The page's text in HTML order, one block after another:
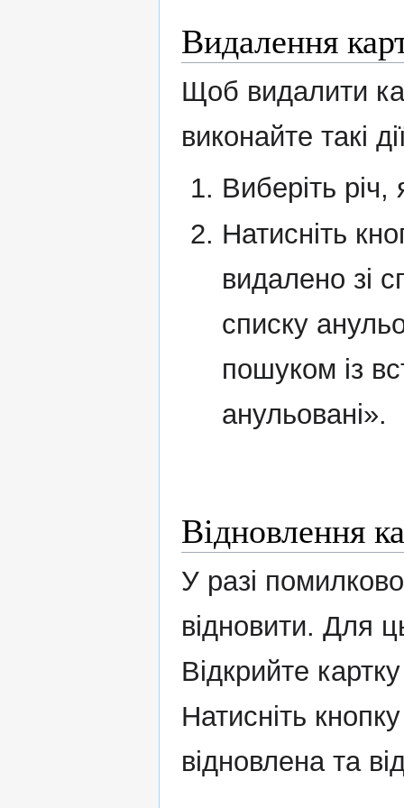
Видалення
Щоб видалити
виконайте такі
Виберіть річ,
Натисніть
видалено зі
списку
пошуком із
анульовані».
Відновлення
У разі
відновити. Для
Відкрийте
Натисніть
відновлена ​​та